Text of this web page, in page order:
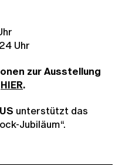
Uhr
zur Ausstellung
HIER.
unterstützt das
Jubiläum“.